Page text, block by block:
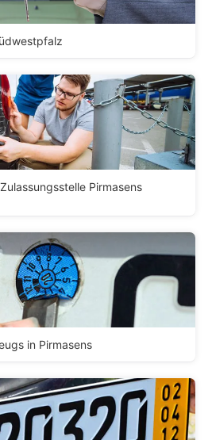
Pirmasens
in Pirmasens